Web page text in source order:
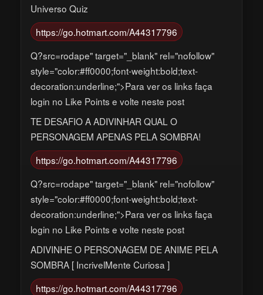
Universo Quiz
https://go.hotmart.com/A44317796
Q?src=rodape" target="_blank" rel="nofollow"
style="color:#ff0000;font-weight:bold;text-
decoration:underline;">Para ver os links faça
login no Like Points e volte neste post
TE DESAFIO A ADIVINHAR QUAL O
PERSONAGEM APENAS PELA SOMBRA!
https://go.hotmart.com/A44317796
Q?src=rodape" target="_blank" rel="nofollow"
style="color:#ff0000;font-weight:bold;text-
decoration:underline;">Para ver os links faça
login no Like Points e volte neste post
ADIVINHE O PERSONAGEM DE ANIME PELA
SOMBRA [ IncrivelMente Curiosa ]
https://go.hotmart.com/A44317796